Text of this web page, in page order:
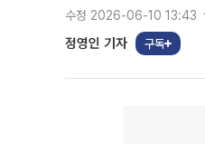
수정 2026-06-10 13:43
정영인 기자 구독